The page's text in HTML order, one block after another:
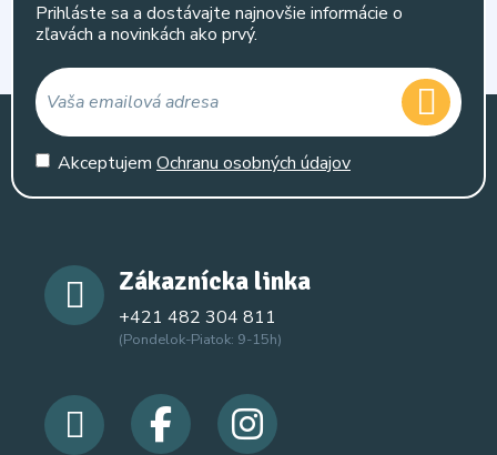
Prihláste sa a dostávajte najnovšie informácie o
zľavách a novinkách ako prvý.
Akceptujem Ochranu osobných údajov
Zákaznícka linka
+421 482 304 811
(Pondelok-Piatok: 9-15h)